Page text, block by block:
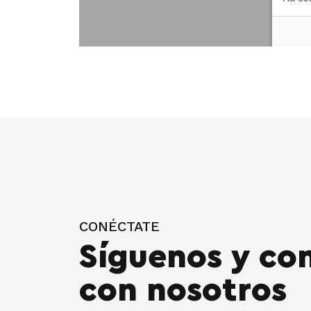
CONÉCTATE
Síguenos y
con nosotros